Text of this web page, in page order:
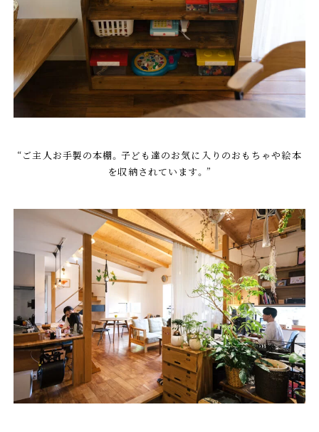
“ご主人お手製の本棚。子ども達のお気に入りのおもちゃや絵本
を収納されています。”